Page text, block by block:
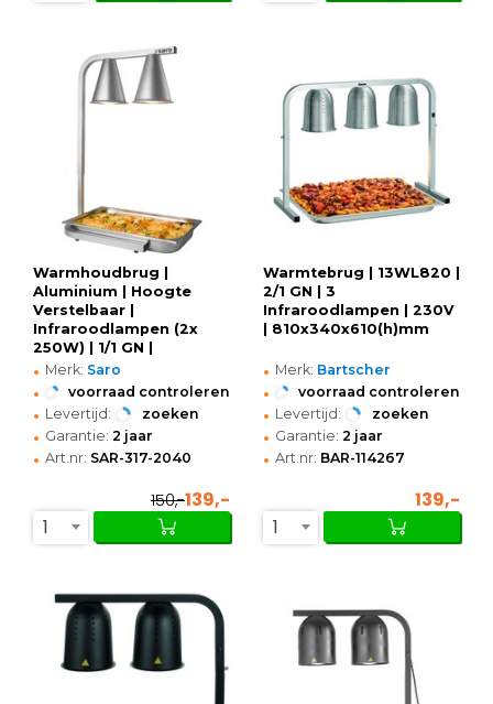
Warmhoudbrug |
Aluminium | Hoogte
Verstelbaar |
Infraroodlampen (2x
250W) | 1/1 GN |
350x425x595/795(h)mm
• Merk: Saro
• voorraad controleren
• Levertijd: zoeken
• Garantie: 2 jaar
• Art.nr: SAR-317-2040
150,-139,-
1
Warmtebrug | 13WL820 |
2/1 GN | 3
Infraroodlampen | 230V
| 810x340x610(h)mm
• Merk: Bartscher
• voorraad controleren
• Levertijd: zoeken
• Garantie: 2 jaar
• Art.nr: BAR-114267
139,-
1